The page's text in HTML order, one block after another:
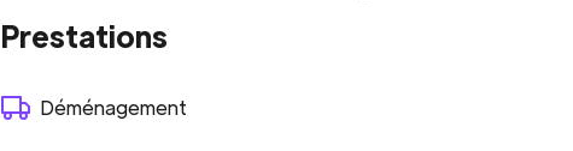
Prestations
Déménagement